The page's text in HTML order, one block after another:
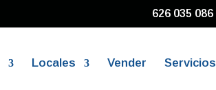
626 035 086
Locales Vender Servicios